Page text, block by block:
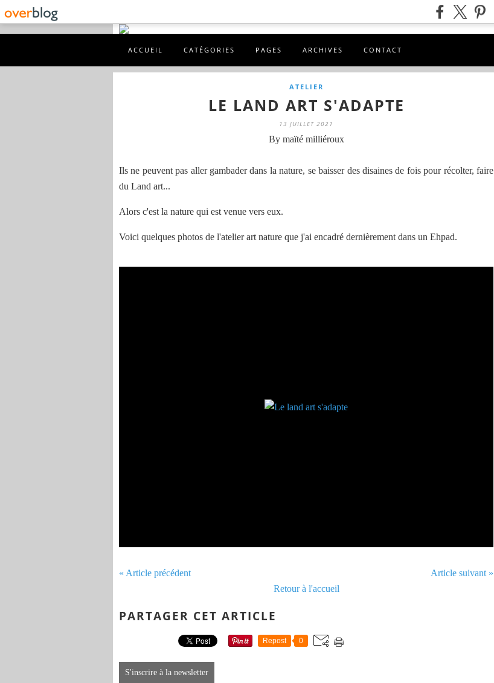
ACCUEIL CATÉGORIES PAGES ARCHIVES CONTACT
ATELIER
LE LAND ART S'ADAPTE
13 JUILLET 2021
By maïté milliéroux
Ils ne peuvent pas aller gambader dans la nature, se baisser des disaines de fois pour récolter, faire
du Land art...
Alors c'est la nature qui est venue vers eux.
Voici quelques photos de l'atelier art nature que j'ai encadré dernièrement dans un Ehpad.
« Article précédent
Article suivant »
Retour à l'accueil
PARTAGER CET ARTICLE
Repost 0
S'inscrire à la newsletter